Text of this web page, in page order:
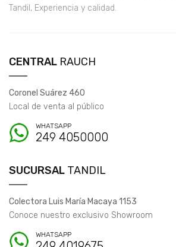
Tandil, Experiencia y calidad.
CENTRAL RAUCH
Coronel Suárez 460
Local de venta al público
WHATSAPP
249 4050000
SUCURSAL TANDIL
Colectora Luis María Macaya 1153
Conoce nuestro exclusivo Showroom
WHATSAPP